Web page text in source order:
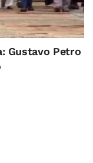
Gustavo Petro